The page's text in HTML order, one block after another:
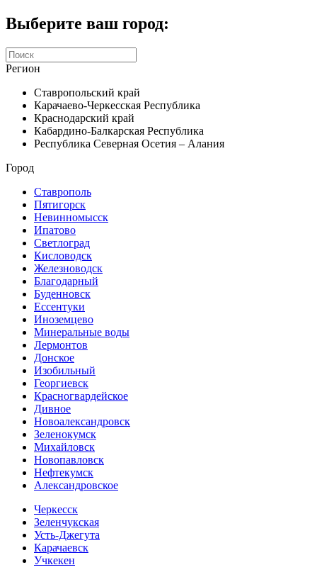
Выберите ваш город:
Регион
Ставропольский край
Карачаево-Черкесская Республика
Краснодарский край
Кабардино-Балкарская Республика
Республика Северная Осетия – Алания
Город
Ставрополь
Пятигорск
Невинномысск
Ипатово
Светлоград
Кисловодск
Железноводск
Благодарный
Буденновск
Ессентуки
Иноземцево
Минеральные воды
Лермонтов
Донское
Изобильный
Георгиевск
Красногвардейское
Дивное
Новоалександровск
Зеленокумск
Михайловск
Новопавловск
Нефтекумск
Александровское
Черкесск
Зеленчукская
Усть-Джегута
Карачаевск
Учкекен